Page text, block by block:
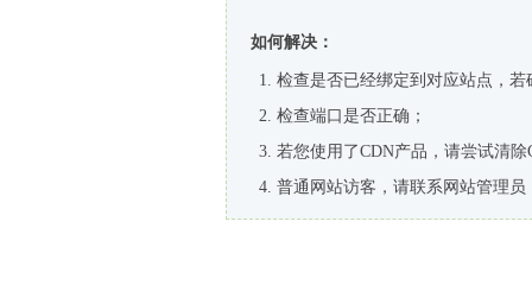
如何解决：
检查是否已经绑定到对应站点，
检查端口是否正确；
若您使用了CDN产品，请尝试清除
普通网站访客，请联系网站管理员